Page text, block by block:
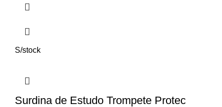
S/stock
Surdina de Estudo Trompete Protec